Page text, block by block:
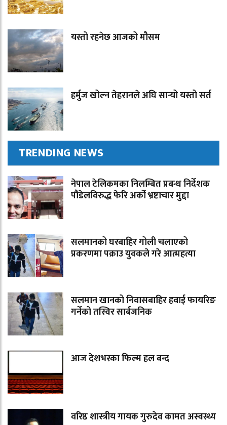
यस्तो रहनेछ आजको मौसम
हर्मुज खोल्न तेहरानले अघि सार्‍यो यस्तो सर्त
TRENDING NEWS
नेपाल टेलिकमका निलम्बित प्रबन्ध निर्देशक
पौडेलविरुद्ध फेरि अर्को भ्रष्टाचार मुद्दा
सलमानको घरबाहिर गोली चलाएको
प्रकरणमा पक्राउ युवकले गरे आत्महत्या
सलमान खानको निवासबाहिर हवाई फायरिङ
गर्नेको तस्विर सार्बजनिक
आज देशभरका फिल्म हल बन्द
वरिष्ठ शास्त्रीय गायक गुरुदेव कामत अस्वस्थ्य